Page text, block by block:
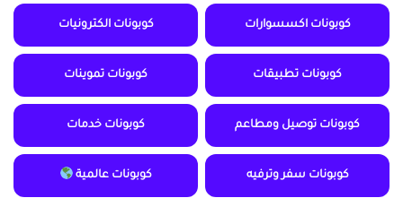
كوبونات اكسسوارات كوبونات الكترونيات
كوبونات تطبيقات كوبونات تموينات
كوبونات توصيل ومطاعم كوبونات خدمات
كوبونات سفر وترفيه كوبونات عالمية